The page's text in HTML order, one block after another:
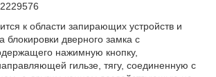
к области запирающих устройств и
блокировки дверного замка с
нажимную кнопку,
гильзе, тягу, соединенную с